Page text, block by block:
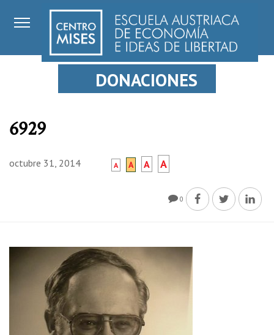
DONACIONES
6929
octubre 31, 2014 A A A A
0